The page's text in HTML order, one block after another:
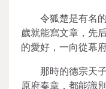
令狐楚是有名
歲就能寫文章，先
的愛好，一向從幕
那時的德宗天
原府奏章，都能識